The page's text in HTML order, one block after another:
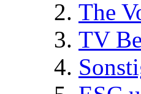
The
TV